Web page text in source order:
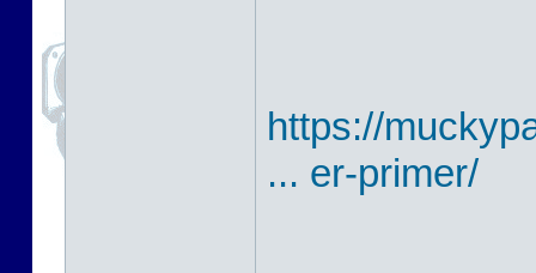
https://
... er-primer/